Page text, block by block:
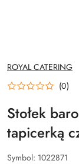
NAZWA
PRODUCENTA:
ROYAL CATERING
(0)
Stołek
tapicerką
Symbol: 1022871